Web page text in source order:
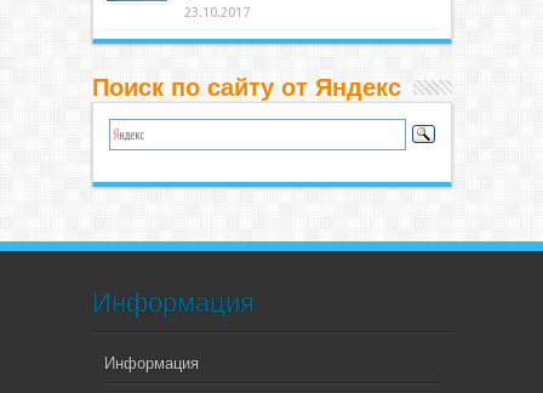
23.10.2017
Поиск по сайту от Яндекс
Информация
Информация